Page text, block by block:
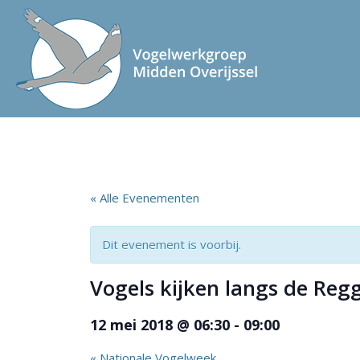
« Alle Evenementen
Dit evenement is voorbij.
Vogels kijken langs de
12 mei 2018 @ 06:30 - 09:00